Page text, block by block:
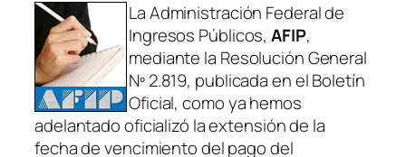
La Administración Federal de
Ingresos Públicos,AFIP,
mediante la Resolución General
Nº 2.819, publicada en el Boletín
Oficial, como ya hemos
adelantado oficializó la extensión de la
fecha de vencimiento del pago del